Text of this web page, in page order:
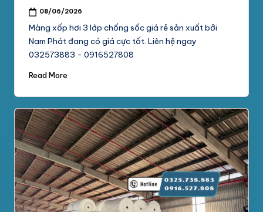
08/06/2026
Màng xốp hơi 3 lớp chống sốc giá rẻ sản xuất bởi
Nam Phát đang có giá cực tốt. Liên hệ ngay
032573883 - 0916527808
Read More